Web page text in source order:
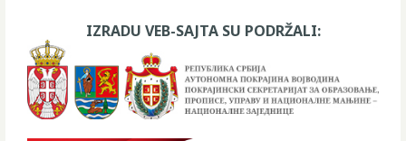
IZRADU VEB-SAJTA SU PODRŽALI: